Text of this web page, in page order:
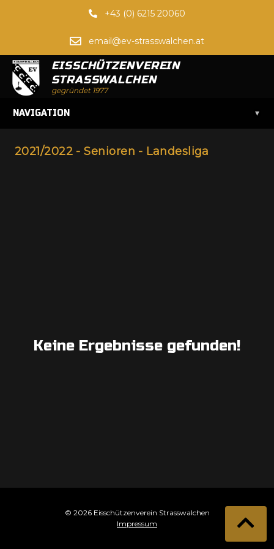
+43 (0) 6215 20060
email@ev-strasswalchen.at
EISSCHÜTZENVEREIN
STRASSWALCHEN
gegründet 1977
NAVIGATION ▾
2021/2022 - Senioren - Landesliga
Keine Ergebnisse gefunden!
© 2026 Eisschützenverein Strasswalchen
Impressum